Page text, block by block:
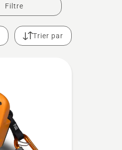
Filtre
Trier par